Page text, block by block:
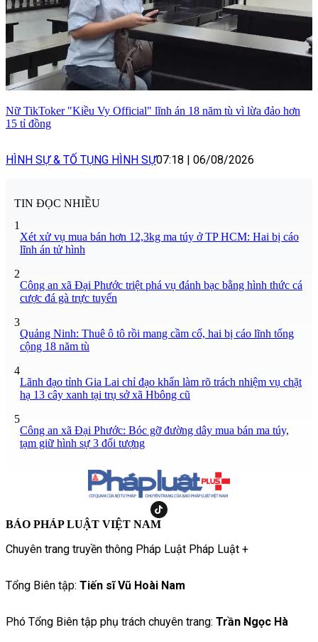
Nữ TikToker "Kiều Vy Official" lĩnh án 18 năm tù vì lừa đảo hơn
15 tỉ đồng
HÌNH SỰ & TỐ TỤNG HÌNH SỰ07:18 06/08/2026
TIN ĐỌC NHIỀU
1
Xét xử vụ mua bán hơn 12,3kg ma túy ở TP HCM: Hai bị cáo
lĩnh án tử hình
2
Công an xã Đại Phước triệt phá vụ đánh bạc bằng hình thức cá
cược đá gà trực tuyến
3
Quảng Ninh: Thuê ô tô rồi mang cầm cố, hai bị cáo lĩnh tổng
cộng 18 năm tù
4
Lãnh đạo tỉnh Gia Lai chỉ đạo khẩn làm rõ trách nhiệm vụ chặt
hạ 13 cây xanh tại trụ sở xã Hbông cũ
5
Công an xã Đại Phước: Bóc gỡ đường dây mua bán ma túy,
tạm giữ hình sự 3 đối tượng
BÁO PHÁP LUẬT VIỆT NAM
Chuyên trang truyền thông Pháp Luật Pháp Luật +
Tổng Biên tập: Tiến sĩ Vũ Hoài Nam
Phó Tổng Biên tập phụ trách chuyên trang: Trần Ngọc Hà